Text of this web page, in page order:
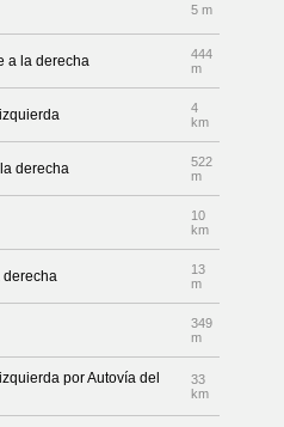
5 m
a la derecha
444
m
4
km
derecha
522
m
10
km
derecha
13
m
349
m
por Autovía del
33
km